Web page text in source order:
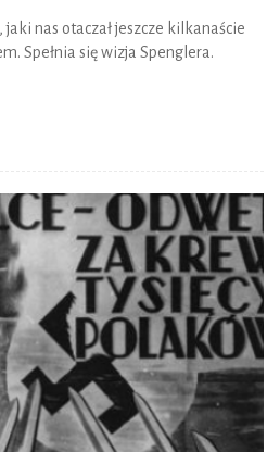
nas otaczał jeszcze kilkanaście
Spełnia się wizja Spenglera.